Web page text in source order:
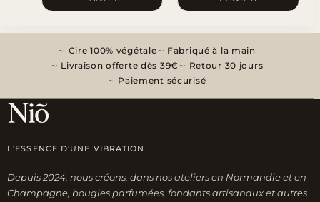
Cire 100% végétale
Fabriqué à la main
Livraison offerte dès 39€
Retour 30 jours
Paiement sécurisé
L'ESSENCE D'UNE VIBRATION
Depuis 2024, nous créons, dans nos ateliers en Normandie et en
Champagne, bougies parfumées, fondants artisanaux et autres